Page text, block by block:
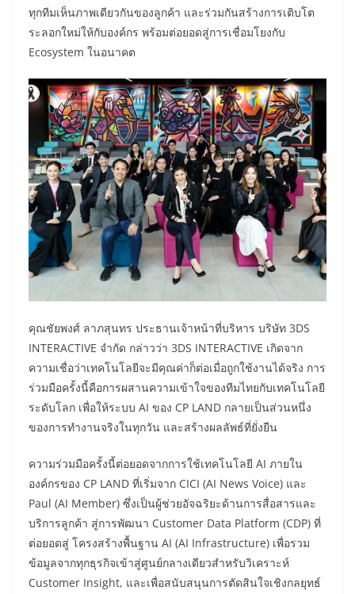
ทุกทีมเห็นภาพเดียวกันของลูกค้า และร่วมกันสร้างการเติบโต
ระลอกใหม่ให้กับองค์กร พร้อมต่อยอดสู่การเชื่อมโยงกับ
Ecosystem ในอนาคต
คุณชัยพงศ์ ลาภสุนทร ประธานเจ้าหน้าที่บริหาร บริษัท 3DS
INTERACTIVE จำกัด กล่าวว่า 3DS INTERACTIVE เกิดจาก
ความเชื่อว่าเทคโนโลยีจะมีคุณค่าก็ต่อเมื่อถูกใช้งานได้จริง การ
ร่วมมือครั้งนี้คือการผสานความเข้าใจของทีมไทยกับเทคโนโลยี
ระดับโลก เพื่อให้ระบบ AI ของ CP LAND กลายเป็นส่วนหนึ่ง
ของการทำงานจริงในทุกวัน และสร้างผลลัพธ์ที่ยั่งยืน
ความร่วมมือครั้งนี้ต่อยอดจากการใช้เทคโนโลยี AI ภายใน
องค์กรของ CP LAND ที่เริ่มจาก CICI (AI News Voice) และ
Paul (AI Member) ซึ่งเป็นผู้ช่วยอัจฉริยะด้านการสื่อสารและ
บริการลูกค้า สู่การพัฒนา Customer Data Platform (CDP) ที่
ต่อยอดสู่ โครงสร้างพื้นฐาน AI (AI Infrastructure) เพื่อรวม
ข้อมูลจากทุกธุรกิจเข้าสู่ศูนย์กลางเดียวสำหรับวิเคราะห์
Customer Insight, และเพื่อสนับสนุนการตัดสินใจเชิงกลยุทธ์